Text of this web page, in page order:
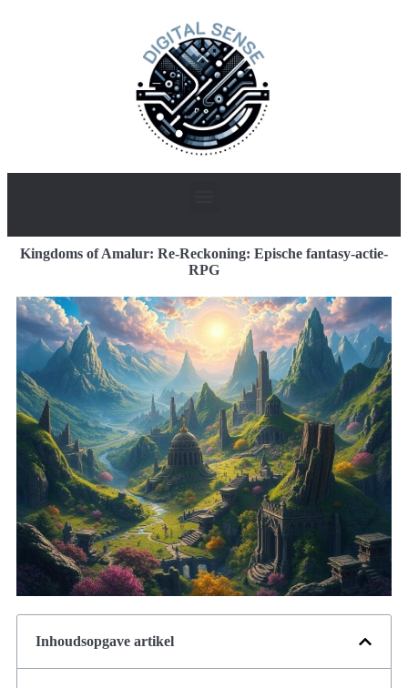
Kingdoms of Amalur: Re-Reckoning: Epische fantasy-actie-
RPG
Inhoudsopgave artikel